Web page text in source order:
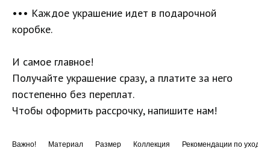
••• Каждое украшение идет в подарочной
коробке.
И самое главное!
Получайте украшение сразу, а платите за него
постепенно без переплат.
Чтобы оформить рассрочку, напишите нам!
Важно! Материал Размер Коллекция Рекомендации по уходу